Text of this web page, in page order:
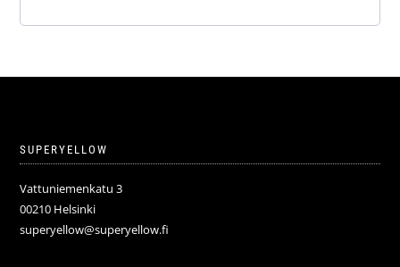
SUPERYELLOW
Vattuniemenkatu 3
00210 Helsinki
superyellow@superyellow.fi